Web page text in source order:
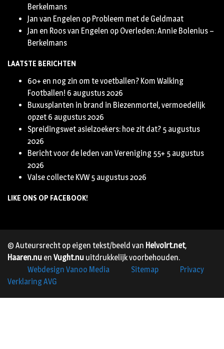
Berkelmans
Jan van Engelen op Probleem met de Geldmaat
Jan en Roos van Engelen op Overleden: Annie Bolenius –
Berkelmans
LAATSTE BERICHTEN
60+ en nog zin om te voetballen? Kom Walking
Footballen! 6 augustus 2026
Buxusplanten in brand in Biezenmortel, vermoedelijk
opzet 6 augustus 2026
Spreidingswet asielzoekers: hoe zit dat? 5 augustus
2026
Bericht voor de leden van Vereniging 55+ 5 augustus
2026
Valse collecte KVW 5 augustus 2026
LIKE ONS OP FACEBOOK!
© Auteursrecht op eigen tekst/beeld van Helvoirt.net,
Haaren.nu en Vught.nu uitdrukkelijk voorbehouden.
Webdesign Vanoo Media
Sitemap
Privacy
Verklaring AVG